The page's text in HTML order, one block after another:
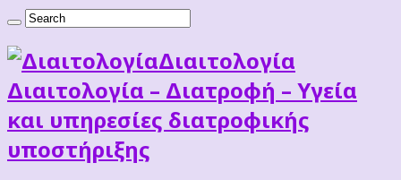
Διαιτoλογία
Διαιτολογία – Διατροφή – Υγεία
και υπηρεσίες διατροφικής
υποστήριξης